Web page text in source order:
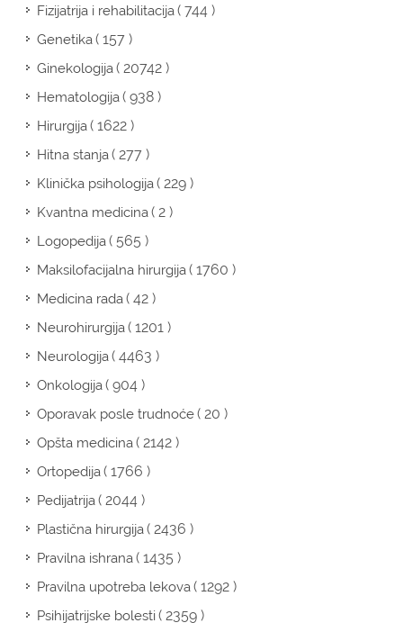
Fizijatrija i rehabilitacija( 744 )
Genetika( 157 )
Ginekologija( 20742 )
Hematologija( 938 )
Hirurgija( 1622 )
Hitna stanja( 277 )
Klinička psihologija( 229 )
Kvantna medicina( 2 )
Logopedija( 565 )
Maksilofacijalna hirurgija( 1760 )
Medicina rada( 42 )
Neurohirurgija( 1201 )
Neurologija( 4463 )
Onkologija( 904 )
Oporavak posle trudnoće( 20 )
Opšta medicina( 2142 )
Ortopedija( 1766 )
Pedijatrija( 2044 )
Plastična hirurgija( 2436 )
Pravilna ishrana( 1435 )
Pravilna upotreba lekova( 1292 )
Psihijatrijske bolesti( 2359 )